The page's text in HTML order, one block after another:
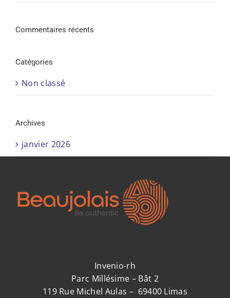
Commentaires récents
Catégories
Non classé
Archives
janvier 2026
Invenio-rh
Parc Millésime – Bât 2
119 Rue Michel Aulas – 69400 Limas